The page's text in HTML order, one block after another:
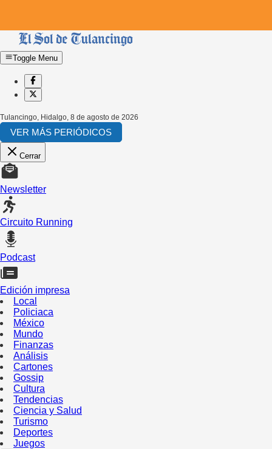
Toggle Menu
Tulancingo, Hidalgo, 8 de agosto de 2026
VER MÁS PERIÓDICOS
Cerrar
Newsletter
Circuito Running
Podcast
Edición impresa
Local
Policiaca
México
Mundo
Finanzas
Análisis
Cartones
Gossip
Cultura
Tendencias
Ciencia y Salud
Turismo
Deportes
Juegos